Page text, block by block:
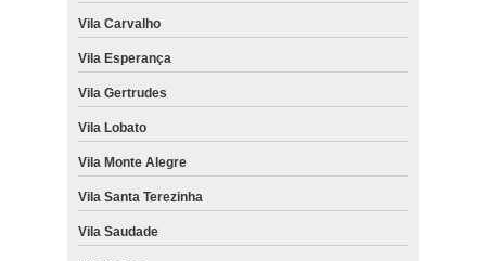
Vila Carvalho
Vila Esperança
Vila Gertrudes
Vila Lobato
Vila Monte Alegre
Vila Santa Terezinha
Vila Saudade